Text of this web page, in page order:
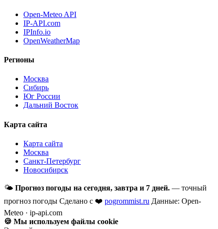
Open-Meteo API
IP-API.com
IPInfo.io
OpenWeatherMap
Регионы
Москва
Сибирь
Юг России
Дальний Восток
Карта сайта
Карта сайта
Москва
Санкт-Петербург
Новосибирск
🌤 Прогноз погоды на сегодня, завтра и 7 дней. — точный
прогноз погоды Сделано с ❤️ pogrommist.ru Данные: Open-
Meteo · ip-api.com
🍪 Мы используем файлы cookie